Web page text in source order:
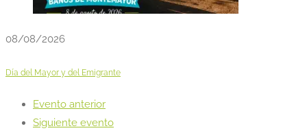
08/08/2026
Día del Mayor y del Emigrante
Evento anterior
Siguiente evento